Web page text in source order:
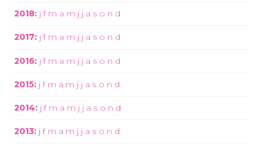
2018: j f m a m j j a s o n d
2017: j f m a m j j a s o n d
2016: j f m a m j j a s o n d
2015: j f m a m j j a s o n d
2014: j f m a m j j a s o n d
2013: j f m a m j j a s o n d